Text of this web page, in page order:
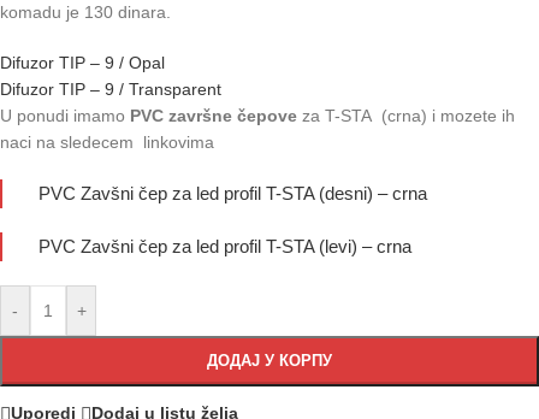
komadu je 130 dinara.
Difuzor TIP – 9 / Opal
Difuzor TIP – 9 / Transparent
U ponudi imamo PVC završne čepove za T-STA (crna) i mozete ih
naci na sledecem linkovima
PVC Zavšni čep za led profil T-STA (desni) – crna
PVC Zavšni čep za led profil T-STA (levi) – crna
- +
ДОДАЈ У КОРПУ
Uporedi Dodaj u listu želja